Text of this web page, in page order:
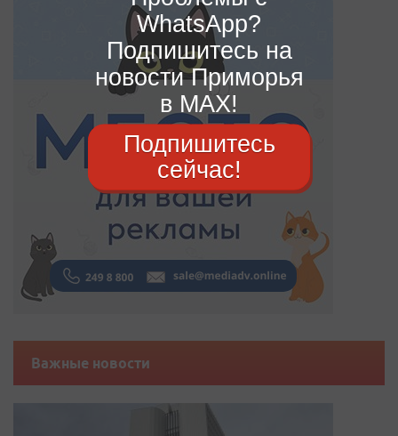
Важные новости
WhatsApp?
Подпишитесь на
новости Приморья
в MAX!
Подпишитесь
сейчас!